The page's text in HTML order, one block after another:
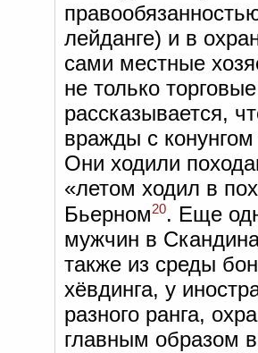
лейданге) и в
сами местные
не только
рассказывается,
вражды с
Они ходили
«летом ходил в
Бьерном20. Еще
мужчин в
также из среды
хёвдинга, у
разного ранга,
главным образом